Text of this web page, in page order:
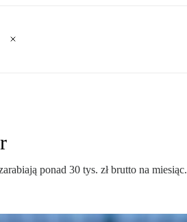
ponad 30 tys. zł brutto na miesiąc.